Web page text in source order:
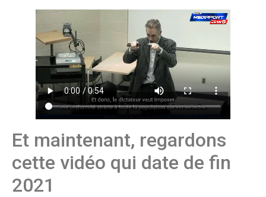
Et maintenant, regardons
cette vidéo qui date de fin
2021